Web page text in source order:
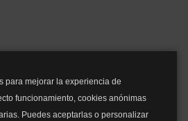
para mejorar la experiencia de
funcionamiento, cookies anónimas
Puedes aceptarlas o personalizar